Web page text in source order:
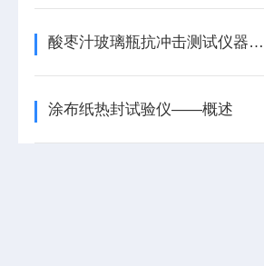
酸枣汁玻璃瓶抗冲击测试仪器的特点与原理
涂布纸热封试验仪——概述